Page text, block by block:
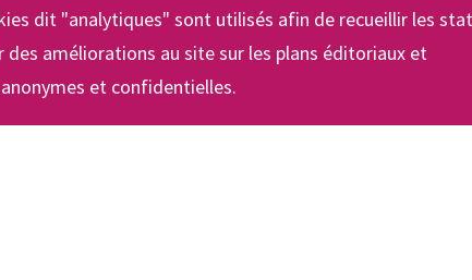
BAC ASSP
Accompagnement
Soins et Services à
la Personne
Terminale en
apprentissage
Portraits
dit "analytiques" sont utilisés afin de recueillir les
améliorations au site sur les plans éditoriaux et
et confidentielles.